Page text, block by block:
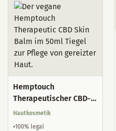
Hemptouch
Therapeutischer CBD-
Hautbalsam
Hautkosmetik
100% legal